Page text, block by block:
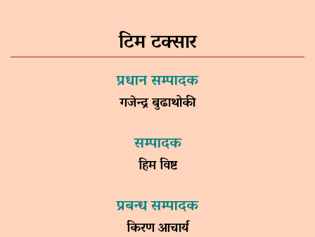
टिम टक्सार
प्रधान सम्पादक
गजेन्द्र बुढाथोकी
सम्पादक
हिम विष्ट
प्रबन्ध सम्पादक
किरण आचार्य